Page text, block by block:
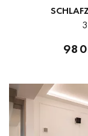
3